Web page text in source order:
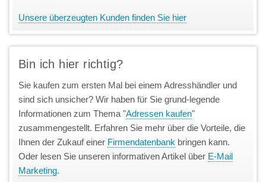
Unsere überzeugten Kunden finden Sie hier
Bin ich hier richtig?
Sie kaufen zum ersten Mal bei einem Adresshändler und
sind sich unsicher? Wir haben für Sie grund-legende
Informationen zum Thema "Adressen kaufen"
zusammengestellt. Erfahren Sie mehr über die Vorteile, die
Ihnen der Zukauf einer Firmendatenbank bringen kann.
Oder lesen Sie unseren informativen Artikel über E-Mail
Marketing.